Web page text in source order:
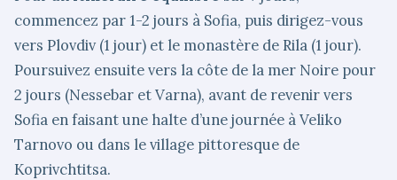
commencez par 1-2 jours à Sofia, puis dirigez-vous
vers Plovdiv (1 jour) et le monastère de Rila (1 jour).
Poursuivez ensuite vers la côte de la mer Noire pour
2 jours (Nessebar et Varna), avant de revenir vers
Sofia en faisant une halte d’une journée à Veliko
Tarnovo ou dans le village pittoresque de
Koprivchtitsa.